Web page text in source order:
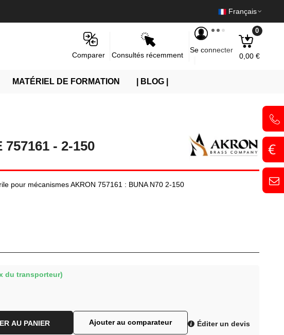
Français
Consultés récemment
Se connecter
0
0,00 €
Comparer
MATÉRIEL DE FORMATION | BLOG |
757161 - 2-150
pour mécanismes AKRON 757161 : BUNA N70 2-150
du transporteur)
AU PANIER Ajouter au comparateur Éditer un devis